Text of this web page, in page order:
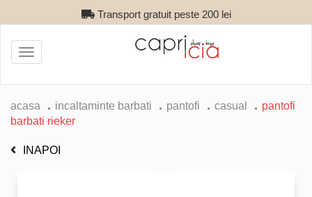
Transport gratuit peste 200 lei
Toggle
navigation
acasa incaltaminte barbati pantofi casual
pantofi
barbati rieker
INAPOI